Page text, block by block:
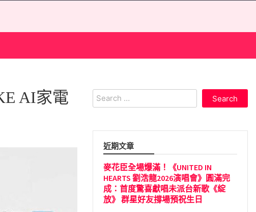
AI家電
Search
for:
近期文章
麥花臣全場爆滿！《UNITED IN
HEARTS 劉浩龍2026演唱會》圓滿完
成：首度驚喜獻唱未派台新歌《綻
放》 群星好友撐場預祝生日